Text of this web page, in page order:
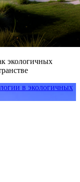
экологичных
в экологичных